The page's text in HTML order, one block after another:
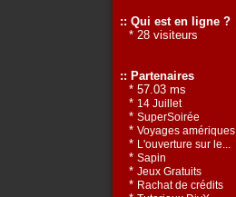
:: Qui est en ligne ?
* 28 visiteurs
:: Partenaires
* 57.03 ms
* 14 Juillet
* SuperSoirée
* Voyages amériques
* L'ouverture sur le...
* Sapin
* Jeux Gratuits
* Rachat de crédits